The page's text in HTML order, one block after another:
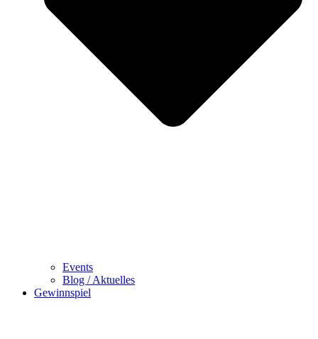
Events
Blog / Aktuelles
Gewinnspiel